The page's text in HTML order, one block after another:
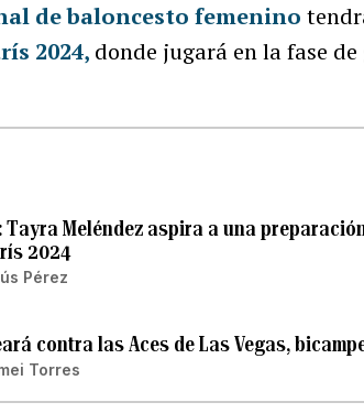
de baloncesto femenino
2024, donde jugará en la fase
Tayra Meléndez aspira a una
2024
Pérez
contra las Aces de Las Vegas,
Torres